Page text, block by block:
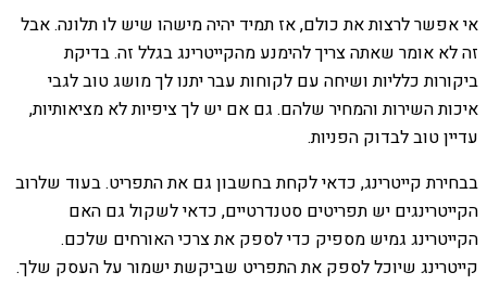
אי אפשר לרצות את כולם, אז תמיד יהיה מישהו שיש לו תלונה. אבל
זה לא אומר שאתה צריך להימנע מהקייטרינג בגלל זה. בדיקת
ביקורות כלליות ושיחה עם לקוחות עבר יתנו לך מושג טוב לגבי
איכות השירות והמחיר שלהם. גם אם יש לך ציפיות לא מציאותיות,
עדיין טוב לבדוק הפניות.
בבחירת קייטרינג, כדאי לקחת בחשבון גם את התפריט. בעוד שלרוב
הקייטרינגים יש תפריטים סטנדרטיים, כדאי לשקול גם האם
הקייטרינג גמיש מספיק כדי לספק את צרכי האורחים שלכם.
קייטרינג שיוכל לספק את התפריט שביקשת ישמור על העסק שלך.